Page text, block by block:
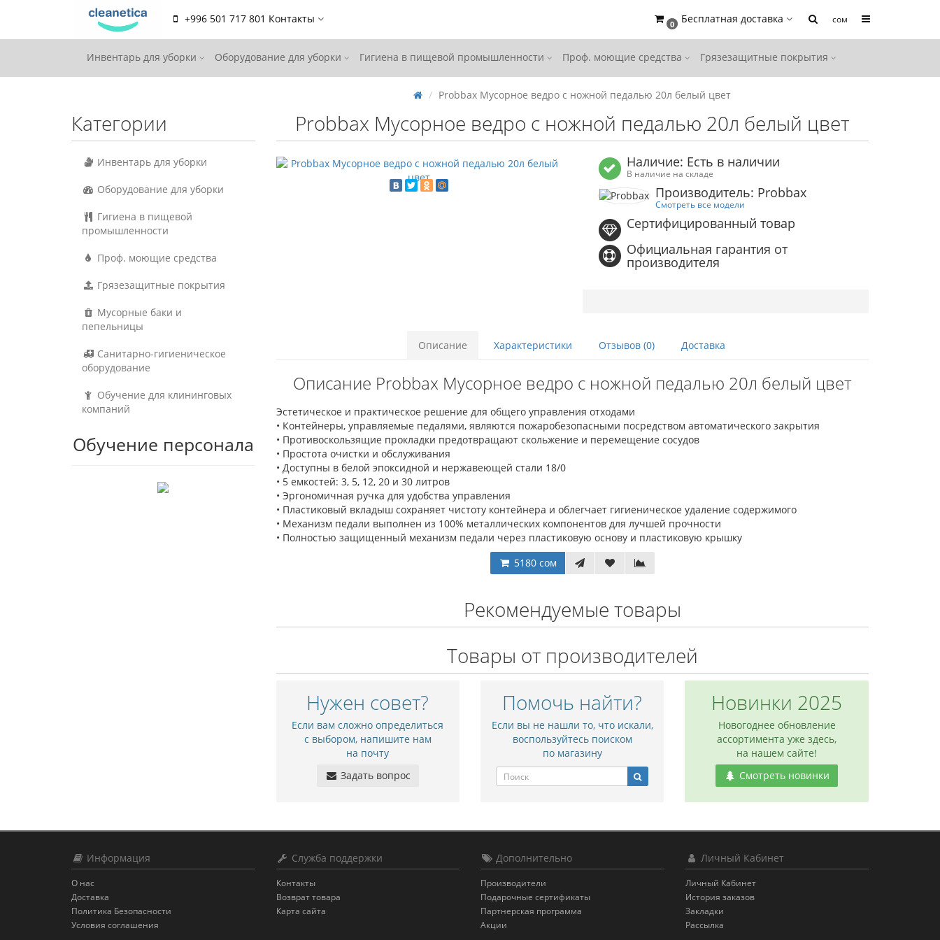
+996 501 717 801 Контакты 0 Бесплатная доставка сом
Инвентарь для уборки Оборудование для уборки Гигиена в пищевой промышленности Проф. моющие средства Грязезащитные покрытия
Категории
Инвентарь для уборки
Оборудование для уборки
Гигиена в пищевой
промышленности
Проф. моющие средства
Грязезащитные покрытия
Мусорные баки и
пепельницы
Санитарно-гигиеническое
оборудование
Обучение для клининговых
компаний
Обучение персонала
Probbax Мусорное ведро с ножной педалью 20л белый цвет
Probbax Мусорное ведро с ножной педалью 20л белый цвет
Наличие: Есть в наличии
В наличие на складе
Производитель: Probbax
Смотреть все модели
Сертифицированный товар
Официальная гарантия от
производителя
Описание Характеристики Отзывов (0) Доставка
Описание Probbax Мусорное ведро с ножной педалью 20л белый цвет
Эстетическое и практическое решение для общего управления отходами
• Контейнеры, управляемые педалями, являются пожаробезопасными посредством автоматического закрытия
• Противоскользящие прокладки предотвращают скольжение и перемещение сосудов
• Простота очистки и обслуживания
• Доступны в белой эпоксидной и нержавеющей стали 18/0
• 5 емкостей: 3, 5, 12, 20 и 30 литров
• Эргономичная ручка для удобства управления
• Пластиковый вкладыш сохраняет чистоту контейнера и облегчает гигиеническое удаление содержимого
• Механизм педали выполнен из 100% металлических компонентов для лучшей прочности
• Полностью защищенный механизм педали через пластиковую основу и пластиковую крышку
5180 сом
Рекомендуемые товары
Товары от производителей
Нужен совет?
Если вам сложно определиться
с выбором, напишите нам
на почту
Задать вопрос
Помочь найти?
Если вы не нашли то, что искали,
воспользуйтесь поиском
по магазину
Новинки 2025
Новогоднее обновление
ассортимента уже здесь,
на нашем сайте!
Смотреть новинки
Информация
О нас
Доставка
Политика Безопасности
Условия соглашения
Служба поддержки
Контакты
Возврат товара
Карта сайта
Дополнительно
Производители
Подарочные сертификаты
Партнерская программа
Акции
Личный Кабинет
Личный Кабинет
История заказов
Закладки
Рассылка